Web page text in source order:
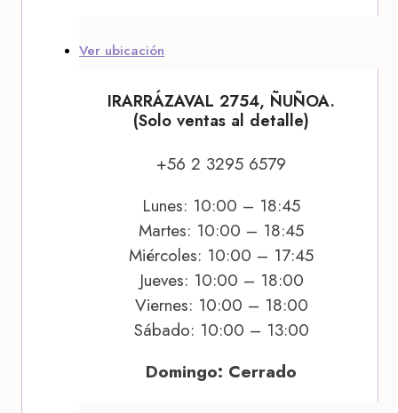
Ver ubicación
IRARRÁZAVAL 2754, ÑUÑOA.
(Solo ventas al detalle)
+56 2 3295 6579
Lunes: 10:00 – 18:45
Martes: 10:00 – 18:45
Miércoles: 10:00 – 17:45
Jueves: 10:00 – 18:00
Viernes: 10:00 – 18:00
Sábado: 10:00 – 13:00
Domingo: Cerrado